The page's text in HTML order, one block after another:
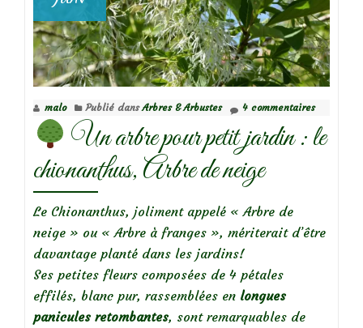
malo Publié dansArbres & Arbustes 4 commentaires
Un arbre pour petit jardin : le
chionanthus, Arbre de neige
Le Chionanthus, joliment appelé « Arbre de
neige » ou « Arbre à franges », mériterait d’être
davantage planté dans les jardins!
Ses petites fleurs composées de 4 pétales
effilés, blanc pur, rassemblées en longues
panicules retombantes, sont remarquables de